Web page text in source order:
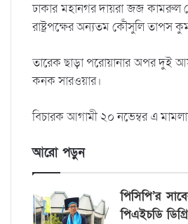
ঢাকার মহানগর দায়রা জজ কামরুল
রাষ্ট্রপক্ষের অন্যতম কৌঁসুলি তাপস
তারেক ছাড়া পরোয়ানার অপর দুই
কনক সারওয়ার।
বিচারক আগামী ২০ নভেম্বর এ
আরো পড়ুন
পিসিপি’র
পিএইচডি